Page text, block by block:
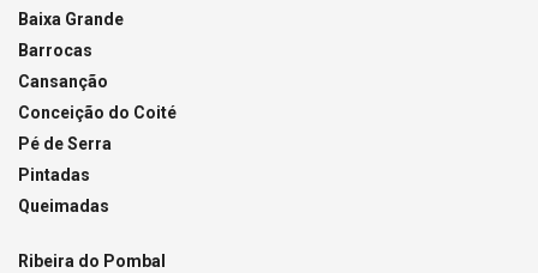
Baixa Grande
Barrocas
Cansanção
Conceição do Coité
Pé de Serra
Pintadas
Queimadas
Ribeira do Pombal